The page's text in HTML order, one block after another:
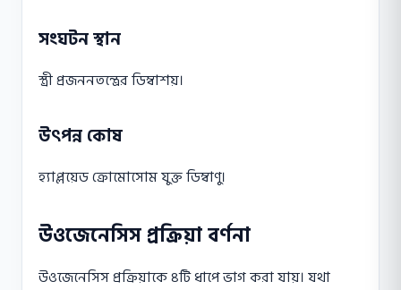
সংঘটন স্থান
স্ত্রী প্রজননতন্ত্রের ডিম্বাশয়।
উৎপন্ন কোষ
হ্যাপ্লয়েড ক্রোমোসোম যুক্ত ডিম্বাণু।
উওজেনেসিস প্রক্রিয়া বর্ণনা
উওজেনেসিস প্রক্রিয়াকে ৪টি ধাপে ভাগ করা যায়। যথা